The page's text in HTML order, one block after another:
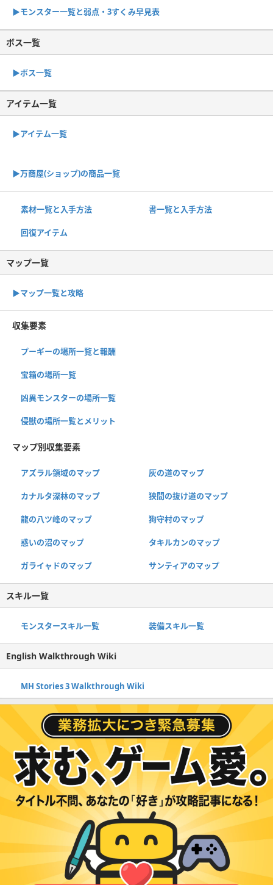
▶︎モンスター一覧と弱点・3すくみ早見表
ボス一覧
▶︎ボス一覧
アイテム一覧
▶アイテム一覧
▶︎万商屋(ショップ)の商品一覧
素材一覧と入手方法 書一覧と入手方法
回復アイテム
マップ一覧
▶︎マップ一覧と攻略
収集要素
プーギーの場所一覧と報酬
宝箱の場所一覧
凶異モンスターの場所一覧
侵獣の場所一覧とメリット
マップ別収集要素
アズラル領域のマップ 灰の道のマップ
カナルタ深林のマップ 狭間の抜け道のマップ
龍の八ツ峰のマップ 狗守村のマップ
惑いの沼のマップ タキルカンのマップ
ガライャドのマップ サンティアのマップ
スキル一覧
モンスタースキル一覧 装備スキル一覧
English Walkthrough Wiki
MH Stories 3 Walkthrough Wiki